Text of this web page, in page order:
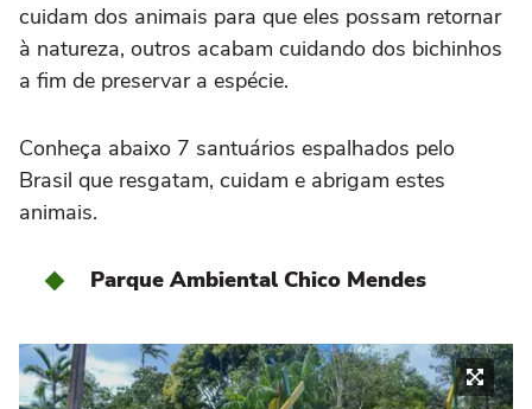
cuidam dos animais para que eles possam retornar
à natureza, outros acabam cuidando dos bichinhos
a fim de preservar a espécie.
Conheça abaixo 7 santuários espalhados pelo
Brasil que resgatam, cuidam e abrigam estes
animais.
Parque Ambiental Chico Mendes